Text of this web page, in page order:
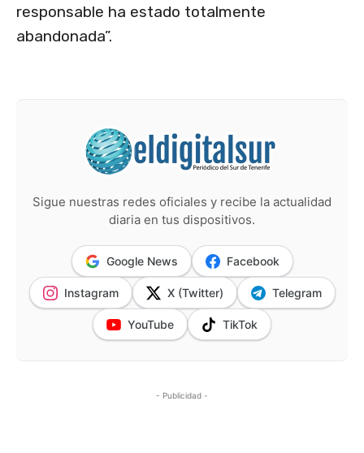
responsable ha estado totalmente
abandonada”.
Sigue nuestras redes oficiales y recibe la actualidad
diaria en tus dispositivos.
Google News Facebook
Instagram X (Twitter) Telegram
YouTube TikTok
- Publicidad -